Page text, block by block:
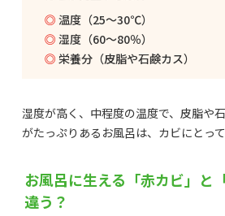
温度（25～30℃）
湿度（60～80％）
栄養分（皮脂や石鹸カス）
湿度が高く、中程度の温度で、皮脂や
がたっぷりあるお風呂は、カビにとっ
お風呂に生える「赤カビ」と
違う？